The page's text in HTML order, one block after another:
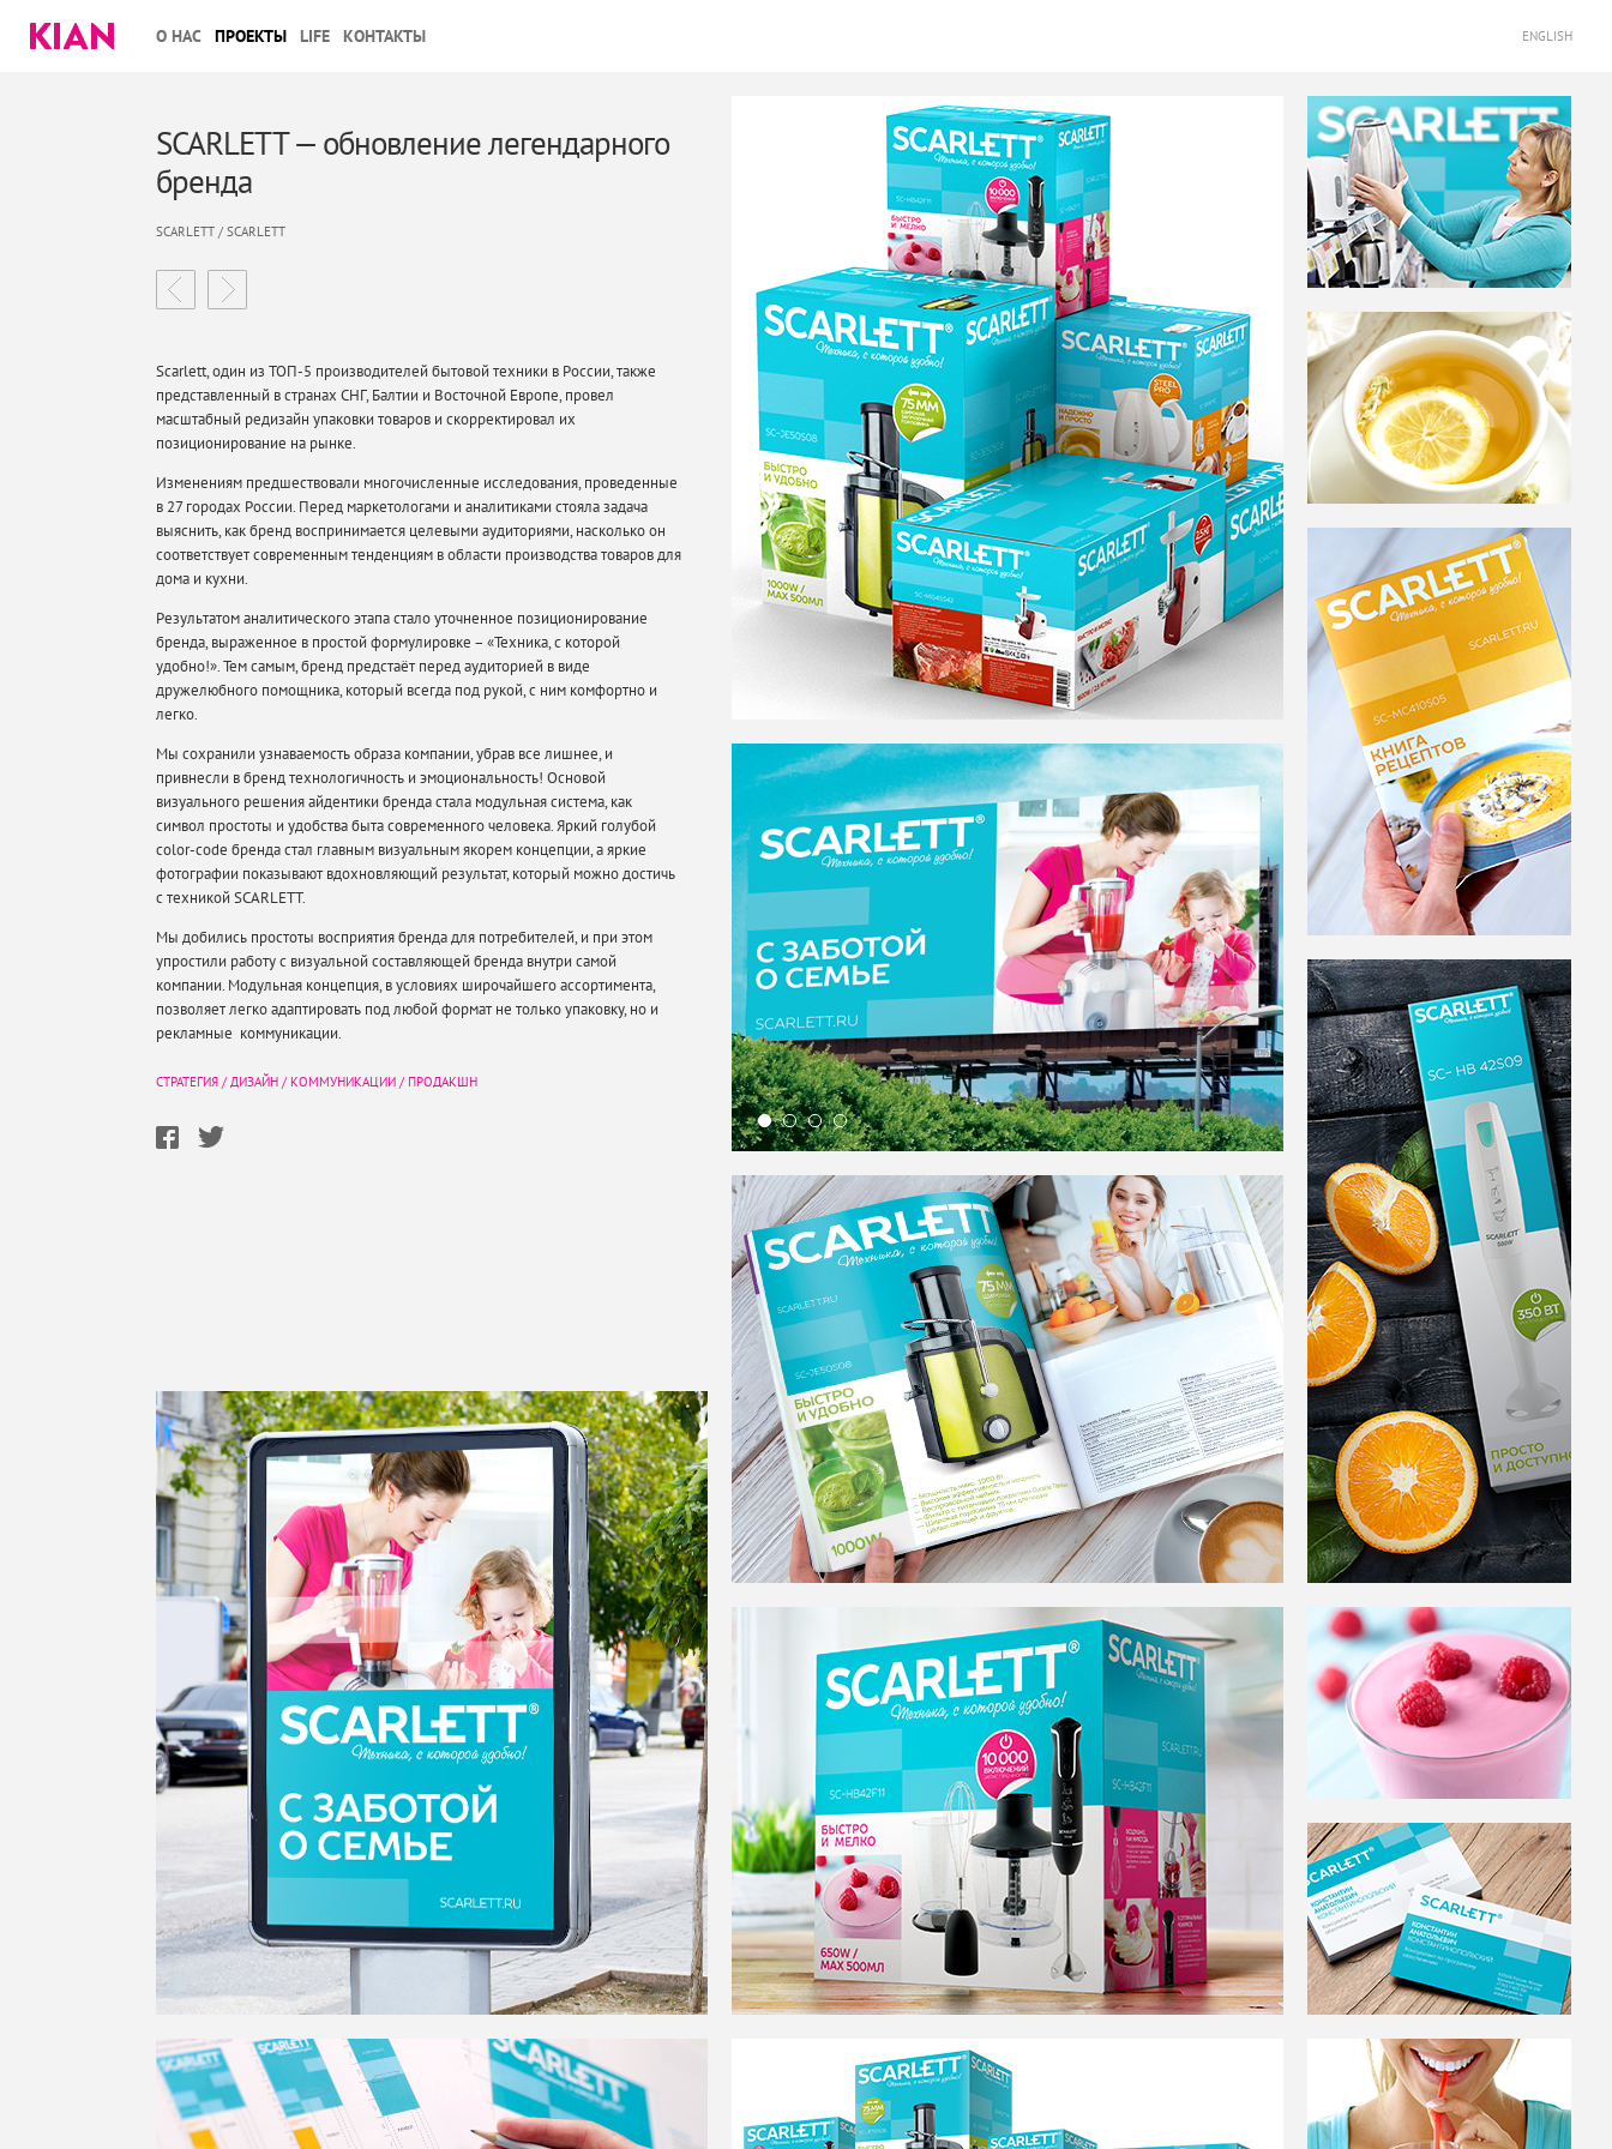
О НАС ПРОЕКТЫ LIFE КОНТАКТЫ ENGLISH
SCARLETT — обновление легендарного
бренда
SCARLETT / SCARLETT
Scarlett, один из ТОП-5 производителей бытовой техники в России, также
представленный в странах СНГ, Балтии и Восточной Европе, провел
масштабный редизайн упаковки товаров и скорректировал их
позиционирование на рынке.
Изменениям предшествовали многочисленные исследования, проведенные
в 27 городах России. Перед маркетологами и аналитиками стояла задача
выяснить, как бренд воспринимается целевыми аудиториями, насколько он
соответствует современным тенденциям в области производства товаров для
дома и кухни.
Результатом аналитического этапа стало уточненное позиционирование
бренда, выраженное в простой формулировке – «Техника, с которой
удобно!». Тем самым, бренд предстаёт перед аудиторией в виде
дружелюбного помощника, который всегда под рукой, с ним комфортно и
легко.
Мы сохранили узнаваемость образа компании, убрав все лишнее, и
привнесли в бренд технологичность и эмоциональность! Основой
визуального решения айдентики бренда стала модульная система, как
символ простоты и удобства быта современного человека. Яркий голубой
color-code бренда стал главным визуальным якорем концепции, а яркие
фотографии показывают вдохновляющий результат, который можно достичь
с техникой SCARLETT.
Мы добились простоты восприятия бренда для потребителей, и при этом
упростили работу с визуальной составляющей бренда внутри самой
компании. Модульная концепция, в условиях широчайшего ассортимента,
позволяет легко адаптировать под любой формат не только упаковку, но и
рекламные коммуникации.
СТРАТЕГИЯ / ДИЗАЙН / КОММУНИКАЦИИ / ПРОДАКШН